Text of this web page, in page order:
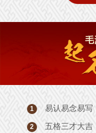
1 易认易念易写
2 五格三才大吉